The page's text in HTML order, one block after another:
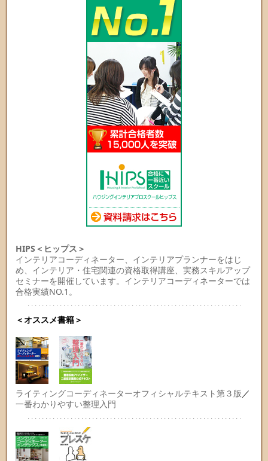
HIPS＜ヒップス＞
インテリアコーディネーター、インテリアプランナーをはじ
め、インテリア・住宅関連の資格取得講座、実務スキルアップ
セミナーを開催しています。インテリアコーディネーターでは
合格実績NO.1。
＜オススメ書籍＞
ライティングコーディネーターオフィシャルテキスト第３版／
一番わかりやすい整理入門